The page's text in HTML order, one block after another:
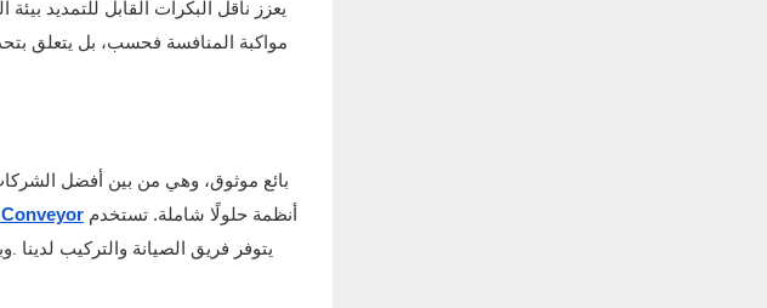
يعزز ناقل البكرات القابل للتمديد
مواكبة المنافسة فحسب، بل يتعلق
حلولًا شاملة. تستخدم أنظمة
أنظمة تحكم PLC، وبرامج توزيع، وأجهزة استشعار، وأنظمة هوائية، وأنظمة كهربائية. يتوفر فريق الصيانة والتركيب لدينا